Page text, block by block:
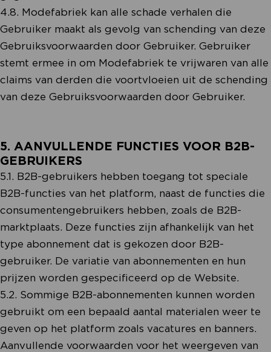
4.8. Modefabriek kan alle schade verhalen die
Gebruiker maakt als gevolg van schending van deze
Gebruiksvoorwaarden door Gebruiker. Gebruiker
stemt ermee in om Modefabriek te vrijwaren van alle
claims van derden die voortvloeien uit de schending
van deze Gebruiksvoorwaarden door Gebruiker.
5. AANVULLENDE FUNCTIES VOOR B2B-
GEBRUIKERS
5.1. B2B-gebruikers hebben toegang tot speciale
B2B-functies van het platform, naast de functies die
consumentengebruikers hebben, zoals de B2B-
marktplaats. Deze functies zijn afhankelijk van het
type abonnement dat is gekozen door B2B-
gebruiker. De variatie van abonnementen en hun
prijzen worden gespecificeerd op de Website.
5.2. Sommige B2B-abonnementen kunnen worden
gebruikt om een bepaald aantal materialen weer te
geven op het platform zoals vacatures en banners.
Aanvullende voorwaarden voor het weergeven van